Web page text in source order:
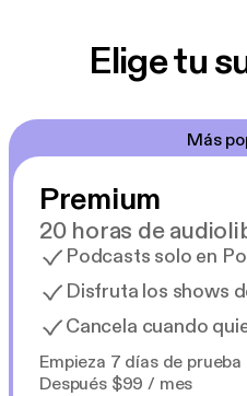
Elige tu
Más
Premium
20 horas de
Podcasts solo en
Disfruta los shows
Cancela cuando
Empieza 7 días de prueba
Después $99 / mes